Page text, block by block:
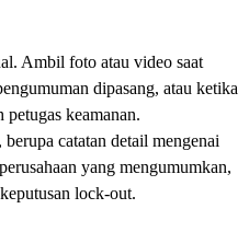
Ambil foto atau video saat
dipasang, atau ketika
keamanan.
catatan detail mengenai
yang mengumumkan,
lock-out.